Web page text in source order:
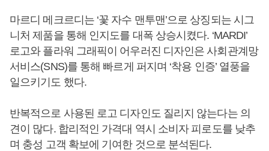
마르디 메크르디는 ‘꽃 자수 맨투맨’으로 상징되는 시그
니처 제품을 통해 인지도를 대폭 상승시켰다. ‘MARDI’
로고와 플라워 그래픽이 어우러진 디자인은 사회관계망
서비스(SNS)를 통해 빠르게 퍼지며 ‘착용 인증’ 열풍을
일으키기도 했다.
반복적으로 사용된 로고 디자인도 질리지 않는다는 의
견이 많다. 합리적인 가격대 역시 소비자 피로도를 낮추
며 충성 고객 확보에 기여한 것으로 분석된다.